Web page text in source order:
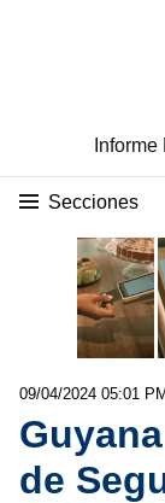
Secciones
09/04/2024 05:01 PM
de